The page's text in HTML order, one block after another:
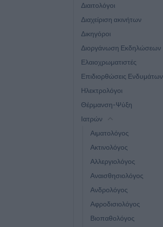
Διαιτολόγοι
Διαχείριση ακινήτων
Δικηγόροι
Διοργάνωση Εκδηλώσεων
Ελαιοχρωματιστές
Επιδιορθώσεις Ενδυμάτων
Ηλεκτρολόγοι
Θέρμανση-Ψύξη
Ιατρών
Αιματολόγος
Ακτινολόγος
Αλλεργιολόγος
Αναισθησιολόγος
Ανδρολόγος
Αφροδισιολόγος
Βιοπαθολόγος